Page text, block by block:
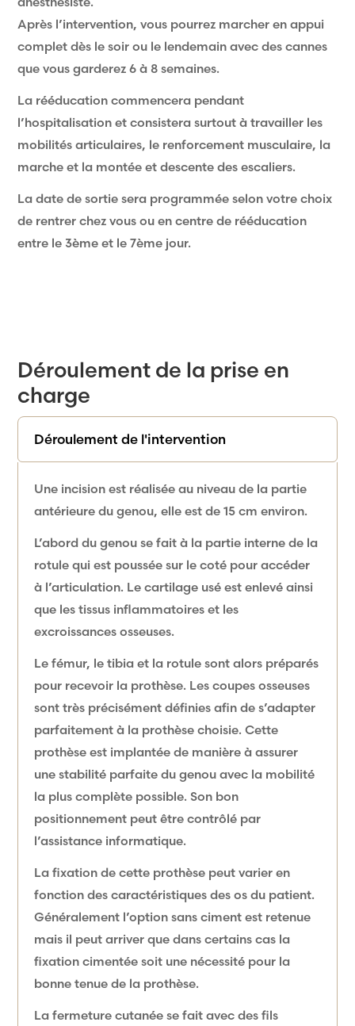
Après l’intervention, vous pourrez marcher en appui
complet dès le soir ou le lendemain avec des cannes
que vous garderez 6 à 8 semaines.
La rééducation commencera pendant
l’hospitalisation et consistera surtout à travailler les
mobilités articulaires, le renforcement musculaire, la
marche et la montée et descente des escaliers.
La date de sortie sera programmée selon votre choix
de rentrer chez vous ou en centre de rééducation
entre le 3ème et le 7ème jour.
Déroulement de la prise en
charge
Déroulement de l'intervention
Une incision est réalisée au niveau de la partie
antérieure du genou, elle est de 15 cm environ.
L’abord du genou se fait à la partie interne de la
rotule qui est poussée sur le coté pour accéder
à l’articulation. Le cartilage usé est enlevé ainsi
que les tissus inflammatoires et les
excroissances osseuses.
Le fémur, le tibia et la rotule sont alors préparés
pour recevoir la prothèse. Les coupes osseuses
sont très précisément définies afin de s’adapter
parfaitement à la prothèse choisie. Cette
prothèse est implantée de manière à assurer
une stabilité parfaite du genou avec la mobilité
la plus complète possible. Son bon
positionnement peut être contrôlé par
l’assistance informatique.
La fixation de cette prothèse peut varier en
fonction des caractéristiques des os du patient.
Généralement l’option sans ciment est retenue
mais il peut arriver que dans certains cas la
fixation cimentée soit une nécessité pour la
bonne tenue de la prothèse.
La fermeture cutanée se fait avec des fils